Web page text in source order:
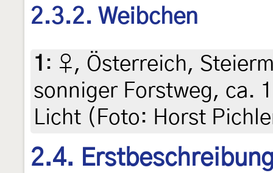
2.3.2. Weibchen
1 : ♀, Österreich,
sonniger Forstweg, ca.
Licht (Foto: Horst
2.4.